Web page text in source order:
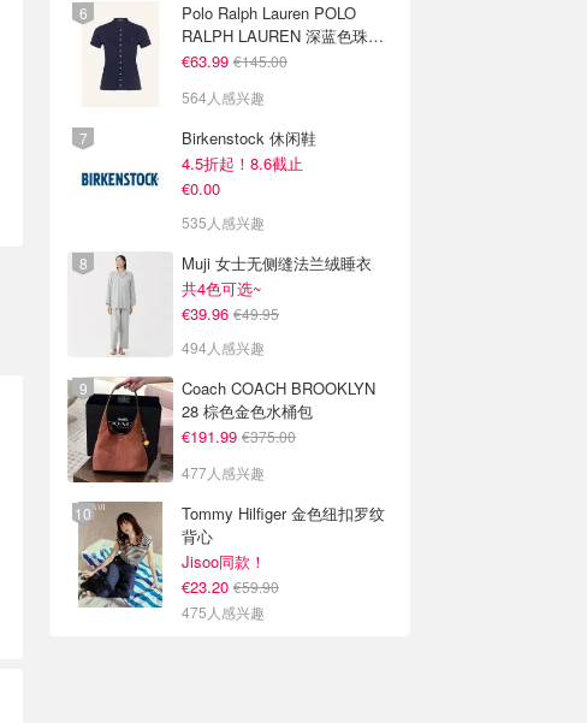
Polo Ralph Lauren POLO
RALPH LAUREN 深蓝色珠地
布 Polo衫
€63.99 €145.00
564人感兴趣
Birkenstock 休闲鞋
4.5折起！8.6截止
€0.00
535人感兴趣
Muji 女士无侧缝法兰绒睡衣
共4色可选~
€39.96 €49.95
494人感兴趣
Coach COACH BROOKLYN
28 棕色金色水桶包
€191.99 €375.00
477人感兴趣
Tommy Hilfiger 金色纽扣罗纹
背心
Jisoo同款！
€23.20 €59.90
475人感兴趣